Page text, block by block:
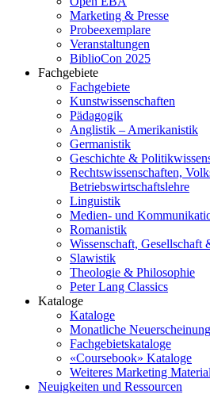
Marketing & Presse
Probeexemplare
Veranstaltungen
BiblioCon 2025
Fachgebiete
Fachgebiete
Kunstwissenschaften
Pädagogik
Anglistik – Amerikanistik
Germanistik
Geschichte &
Rechtswissenschaften,
Betriebswirtschaftslehre
Linguistik
Medien- und
Romanistik
Wissenschaft, Gesellschaft
Slawistik
Theologie & Philosophie
Peter Lang Classics
Kataloge
Kataloge
Monatliche
Fachgebietskataloge
«Coursebook» Kataloge
Weiteres Marketing Material
Neuigkeiten und Ressourcen